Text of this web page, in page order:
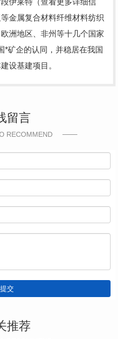
伊莱特（查看更多详细信
金属复合材料纤维材料纺织
洲地区、非州等十几个国家
*矿企的认同，并稳居在我国
设基建项目。
留言
RECOMMEND
提交
推荐